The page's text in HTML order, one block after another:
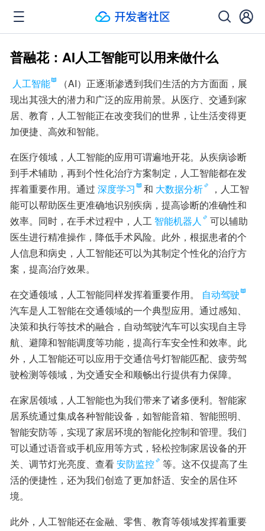
普融花：AI人工智能可以用来做什么
人工智能
（AI）正逐渐渗透到我们生活的方方面面，展
现出其强大的潜力和广泛的应用前景。从医疗、交通到家
居、教育，人工智能正在改变我们的世界，让生活变得更
加便捷、高效和智能。
在医疗领域，人工智能的应用可谓遍地开花。从疾病诊断
到手术辅助，再到个性化治疗方案制定，人工智能都在发
挥着重要作用。通过 深度学习 和 大数据分析
，人工智
能可以帮助医生更准确地识别疾病，提高诊断的准确性和
效率。同时，在手术过程中，人工 智能机器人
可以辅助
医生进行精准操作，降低手术风险。此外，根据患者的个
人信息和病史，人工智能还可以为其制定个性化的治疗方
案，提高治疗效果。
在交通领域，人工智能同样发挥着重要作用。
自动驾驶
汽车是人工智能在交通领域的一个典型应用。通过感知、
决策和执行等技术的融合，自动驾驶汽车可以实现自主导
航、避障和智能调度等功能，提高行车安全性和效率。此
外，人工智能还可以应用于交通信号灯智能匹配、疲劳驾
驶检测等领域，为交通安全和顺畅出行提供有力保障。
在家居领域，人工智能也为我们带来了诸多便利。智能家
居系统通过集成各种智能设备，如智能音箱、智能照明、
智能安防等，实现了家居环境的智能化控制和管理。我们
可以通过语音或手机应用等方式，轻松控制家居设备的开
关、调节灯光亮度、查看安防监控
等。这不仅提高了生
活的便捷性，还为我们创造了更加舒适、安全的居住环
境。
此外，人工智能还在金融、零售、教育等领域发挥着重要